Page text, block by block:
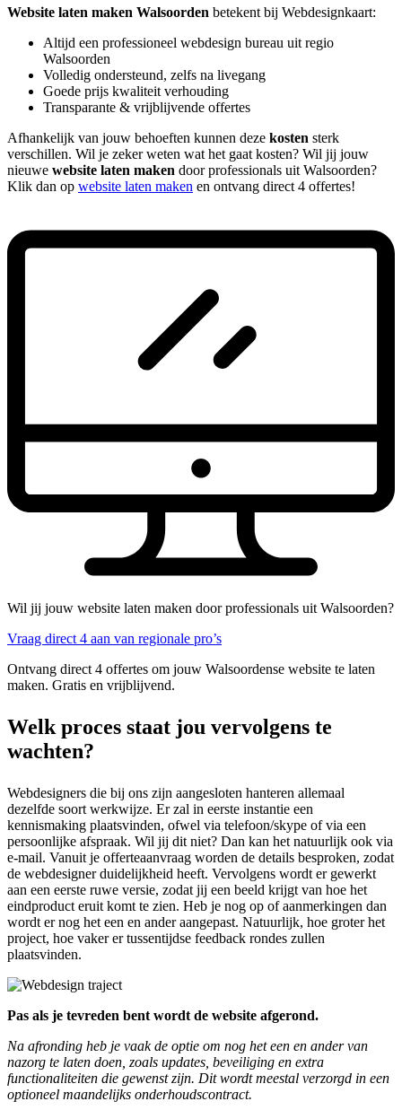
Website laten maken Walsoorden betekent bij Webdesignkaart:
Altijd een professioneel webdesign bureau uit regio
Walsoorden
Volledig ondersteund, zelfs na livegang
Goede prijs kwaliteit verhouding
Transparante & vrijblijvende offertes
Afhankelijk van jouw behoeften kunnen deze kosten sterk
verschillen. Wil je zeker weten wat het gaat kosten? Wil jij jouw
nieuwe website laten maken door professionals uit Walsoorden?
Klik dan op website laten maken en ontvang direct 4 offertes!
Wil jij jouw website laten maken door professionals uit Walsoorden?
Vraag direct 4 aan van regionale pro’s
Ontvang direct 4 offertes om jouw Walsoordense website te laten
maken. Gratis en vrijblijvend.
Welk proces staat jou vervolgens te
wachten?
Webdesigners die bij ons zijn aangesloten hanteren allemaal
dezelfde soort werkwijze. Er zal in eerste instantie een
kennismaking plaatsvinden, ofwel via telefoon/skype of via een
persoonlijke afspraak. Wil jij dit niet? Dan kan het natuurlijk ook via
e-mail. Vanuit je offerteaanvraag worden de details besproken, zodat
de webdesigner duidelijkheid heeft. Vervolgens wordt er gewerkt
aan een eerste ruwe versie, zodat jij een beeld krijgt van hoe het
eindproduct eruit komt te zien. Heb je nog op of aanmerkingen dan
wordt er nog het een en ander aangepast. Natuurlijk, hoe groter het
project, hoe vaker er tussentijdse feedback rondes zullen
plaatsvinden.
Pas als je tevreden bent wordt de website afgerond.
Na afronding heb je vaak de optie om nog het een en ander van
nazorg te laten doen, zoals updates, beveiliging en extra
functionaliteiten die gewenst zijn. Dit wordt meestal verzorgd in een
optioneel maandelijks onderhoudscontract.